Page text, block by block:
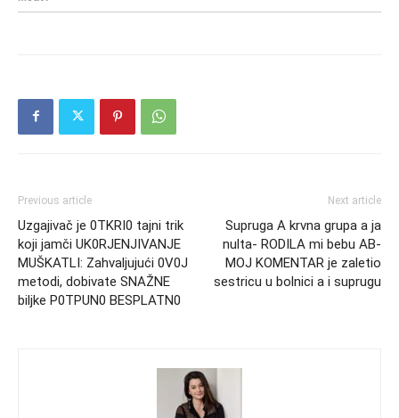
Previous article
Uzgajivač je 0TKRI0 tajni trik
koji jamči UK0RJENJIVANJE
MUŠKATLI: Zahvaljujući 0V0J
metodi, dobivate SNAŽNE
biljke P0TPUN0 BESPLATN0
Next article
Supruga A krvna grupa a ja
nulta- RODILA mi bebu AB-
MOJ KOMENTAR je zaletio
sestricu u bolnici a i suprugu